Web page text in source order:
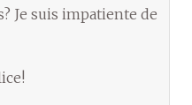
Je suis impatiente de